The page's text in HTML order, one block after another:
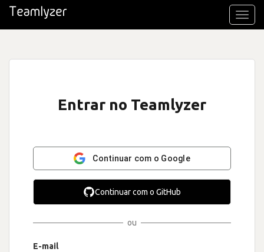
Entrar no Teamlyzer
Continuar com o Google
Continuar com o GitHub
ou
E-mail